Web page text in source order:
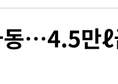
일 후
…4.5만ℓ